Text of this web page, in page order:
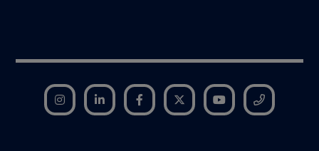
Instagram LinkedIn Facebook Twitter YouTube